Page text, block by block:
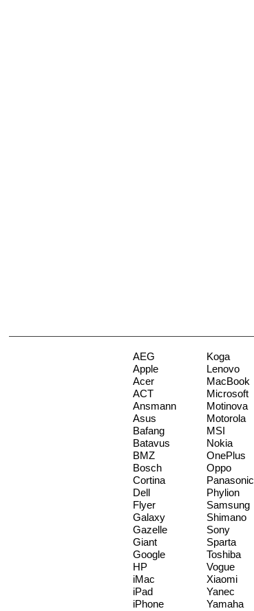
AEG
Apple
Acer
ACT
Ansmann
Asus
Bafang
Batavus
BMZ
Bosch
Cortina
Dell
Flyer
Galaxy
Gazelle
Giant
Google
HP
iMac
iPad
iPhone
Koga
Lenovo
MacBook
Microsoft
Motinova
Motorola
MSI
Nokia
OnePlus
Oppo
Panasonic
Phylion
Samsung
Shimano
Sony
Sparta
Toshiba
Vogue
Xiaomi
Yanec
Yamaha